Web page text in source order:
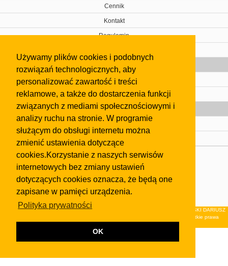
Używamy plików cookies i podobnych
rozwiązań technologicznych, aby
personalizować zawartość i treści
reklamowe, a także do dostarczenia funkcji
związanych z mediami społecznościowymi i
analizy ruchu na stronie. W programie
służącym do obsługi internetu można
zmienić ustawienia dotyczące
cookies.Korzystanie z naszych serwisów
internetowych bez zmiany ustawień
dotyczących cookies oznacza, że będą one
zapisane w pamięci urządzenia.
Polityka prywatności
OK
Cennik
Kontakt
Regulamin
Gazeta
Olkusz
Kontakt
Strefa dla biznesu
Biura nieruchomości
Dealerzy i autokomisy
Skontaktuj się z nami
regulaminuiPolityki Prywatności.
Klauzula FB
© 2026Wydawnictwo NEON sp. z o.o. (dawniej: FIRMA NEON MAREK KLUCZEWSKI DARIUSZ
KRAWCZYK s.c.) z siedzibą w Olkuszu, ul.Żuradzka 15, 32-300 Olkusz . Wszystkie prawa